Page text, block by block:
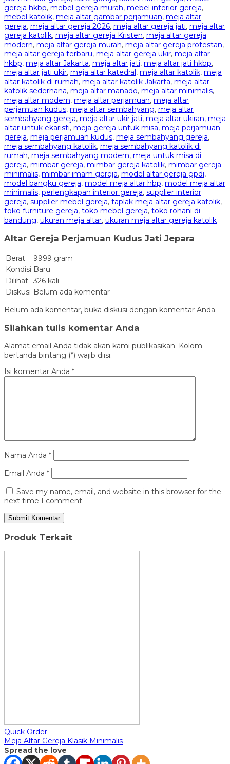
gereja hkbp, mebel gereja murah, mebel interior gereja,
mebel katolik, meja altar gambar perjamuan, meja altar
gereja, meja altar gereja 2026, meja altar gereja jati, meja altar
gereja katolik, meja altar gereja Kristen, meja altar gereja
modern, meja altar gereja murah, meja altar gereja protestan,
meja altar gereja terbaru, meja altar gereja ukir, meja altar
hkbp, meja altar Jakarta, meja altar jati, meja altar jati hkbp,
meja altar jati ukir, meja altar katedral, meja altar katolik, meja
altar katolik di rumah, meja altar katolik Jakarta, meja altar
katolik sederhana, meja altar manado, meja altar minimalis,
meja altar modern, meja altar perjamuan, meja altar
perjamuan kudus, meja altar sembahyang, meja altar
sembahyang gereja, meja altar ukir jati, meja altar ukiran, meja
altar untuk ekaristi, meja gereja untuk misa, meja perjamuan
gereja, meja perjamuan kudus, meja sembahyang gereja,
meja sembahyang katolik, meja sembahyang katolik di
rumah, meja sembahyang modern, meja untuk misa di
gereja, mimbar gereja, mimbar gereja katolik, mimbar gereja
minimalis, mimbar imam gereja, model altar gereja gpdi,
model bangku gereja, model meja altar hbp, model meja altar
minimalis, perlengkapan interior gereja, supplier interior
gereja, supplier mebel gereja, taplak meja altar gereja katolik,
toko furniture gereja, toko mebel gereja, toko rohani di
bandung, ukuran meja altar, ukuran meja altar gereja katolik
Altar Gereja Perjamuan Kudus Jati Jepara
Berat
9999 gram
Kondisi Baru
Dilihat 326 kali
Diskusi Belum ada komentar
Belum ada komentar, buka diskusi dengan komentar Anda.
Silahkan tulis komentar Anda
Alamat email Anda tidak akan kami publikasikan. Kolom
bertanda bintang (*) wajib diisi.
Isi komentar Anda *
Nama Anda *
Email Anda *
Save my name, email, and website in this browser for the
next time I comment.
Produk Terkait
Quick Order
Meja Altar Gereja Klasik Minimalis
Spread the love